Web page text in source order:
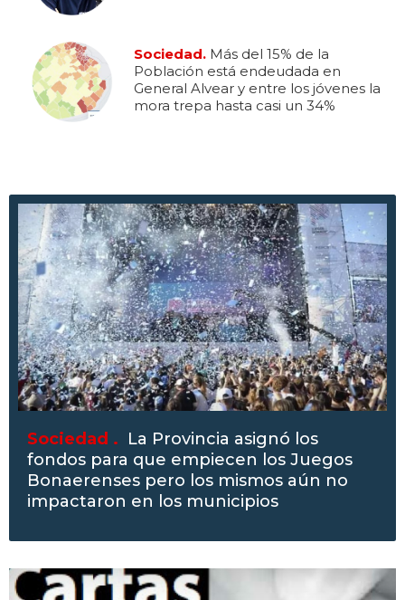
Sociedad. Más del 15% de la
Población está endeudada en
General Alvear y entre los jóvenes la
mora trepa hasta casi un 34%
Sociedad . La Provincia asignó los
fondos para que empiecen los Juegos
Bonaerenses pero los mismos aún no
impactaron en los municipios